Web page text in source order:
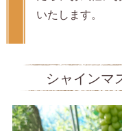
いたします。
シャインマ